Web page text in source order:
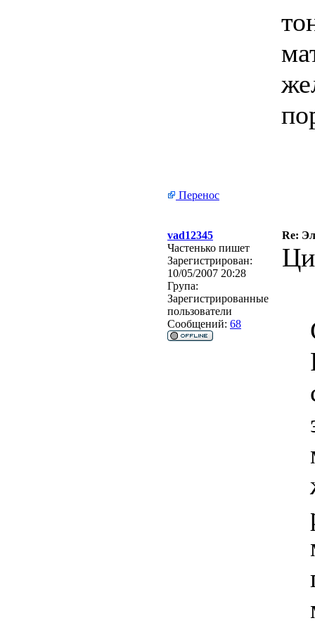
Перенос
vad12345
Re:
Частенько пишет
Зарегистрирован:
10/05/2007 20:28
Група:
Зарегистрированные
пользователи
Сообщений: 68